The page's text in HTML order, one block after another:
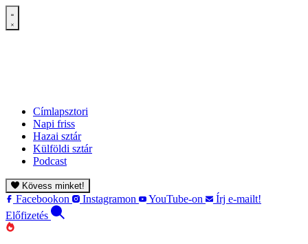
Címlapsztori
Napi friss
Hazai sztár
Külföldi sztár
Podcast
Kövess minket!
Facebookon Instagramon YouTube-on
Írj e-mailt!
Előfizetés